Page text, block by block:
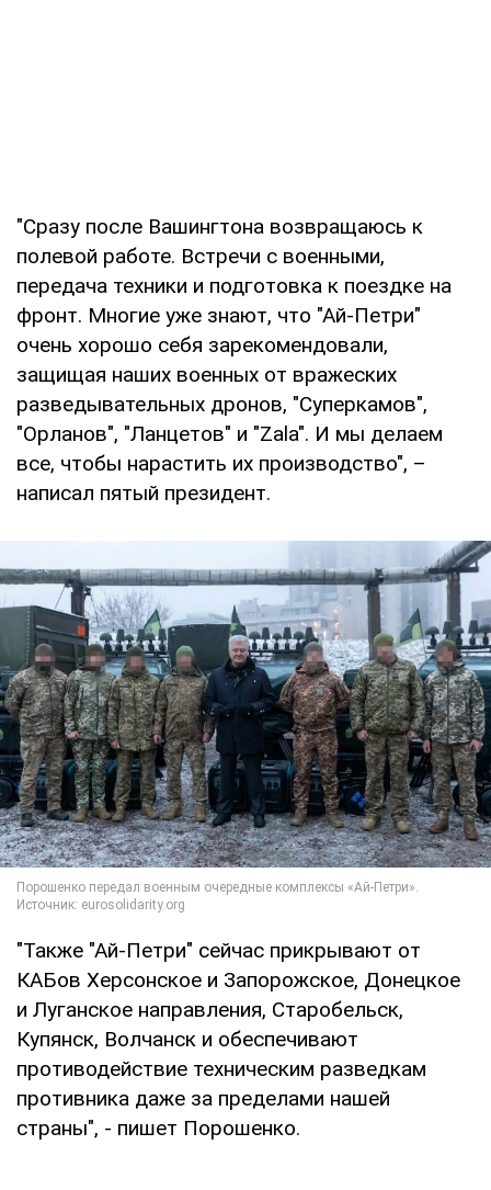
"Сразу после Вашингтона возвращаюсь к
полевой работе. Встречи с военными,
передача техники и подготовка к поездке на
фронт. Многие уже знают, что "Ай-Петри"
очень хорошо себя зарекомендовали,
защищая наших военных от вражеских
разведывательных дронов, "Суперкамов",
"Орланов", "Ланцетов" и "Zala". И мы делаем
все, чтобы нарастить их производство", –
написал пятый президент.
"Также "Ай-Петри" сейчас прикрывают от
КАБов Херсонское и Запорожское, Донецкое
и Луганское направления, Старобельск,
Купянск, Волчанск и обеспечивают
противодействие техническим разведкам
противника даже за пределами нашей
страны", - пишет Порошенко.